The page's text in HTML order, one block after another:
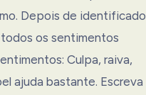
Depois de identificado
os sentimentos
Culpa, raiva,
ajuda bastante. Escreva